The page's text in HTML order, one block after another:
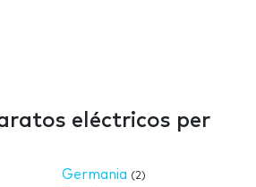
eléctricos per
Germania (2)